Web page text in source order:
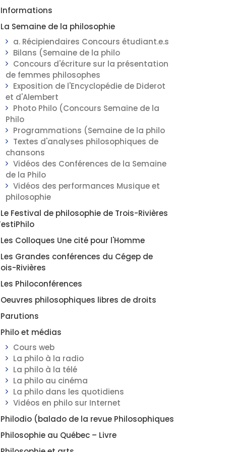
Informations
La Semaine de la philosophie
a. Récipiendaires Concours étudiant.e.s
Bilans (Semaine de la philo
Concours d'écriture sur la présentation
de femmes philosophes
Exposition de l'Encyclopédie de Diderot
et d'Alembert
Photo Philo (Concours Semaine de la
Philo
Programmations (Semaine de la philo
Textes d'analyses philosophiques de
chansons
Vidéos des Conférences de la Semaine
de la Philo
Vidéos des performances Musique et
philosophie
Le Festival de philosophie de Trois-Rivières
Les Colloques Une cité pour l'Homme
Les Grandes conférences du Cégep de
Rivières
Les Philoconférences
Oeuvres philosophiques libres de droits
Parutions
Philo et médias
Cours web
La philo à la radio
La philo à la télé
La philo au cinéma
La philo dans les quotidiens
Vidéos en philo sur Internet
Philodio (balado de la revue Philosophiques
Philosophie au Québec – Livre